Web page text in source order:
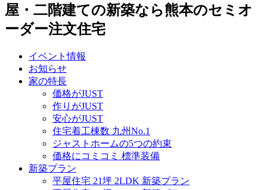
屋・二階建ての新築なら熊本のセミオ
ーダー注文住宅
イベント情報
お知らせ
家の特長
価格がJUST
作りがJUST
安心がJUST
住宅着工棟数 九州No.1
ジャストホームの5つの約束
価格にコミコミ 標準装備
新築プラン
平屋住宅 21坪 2LDK 新築プラン